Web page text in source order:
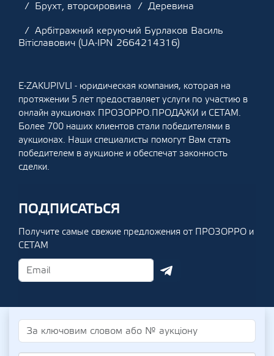
Брухт, вторсировина
Деревина
Арбітражний керуючий Бурлаков Василь
Вітіславович (UA-IPN 2664214316)
E-ZAKUPIVLI - юридическая компания, которая на
протяжении 5 лет предоставляет услуги по участию в
онлайн аукционах ПРОЗОРРО.ПРОДАЖИ и СЕТАМ.
Более 700 наших клиентов стали победителями в
аукционах. Наши специалисты помогут Вам стать
победителем в аукционе и обеспечат законность
сделки.
ПОДПИСАТЬСЯ
Получите самые свежие предложения от ПРОЗОРРО и
СЕТАМ